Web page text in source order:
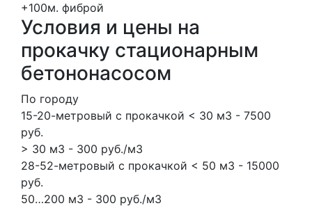
+100м. фиброй
Условия и цены на
прокачку стационарным
бетононасосом
По городу
15-20-метровый с прокачкой < 30 м3 - 7500
руб.
> 30 м3 - 300 руб./м3
28-52-метровый с прокачкой < 50 м3 - 15000
руб.
50…200 м3 - 300 руб./м3